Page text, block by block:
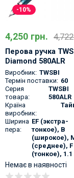
-10%
4,250 грн.
Перова ручка
Diamond 580ALR
Prussian Blue
Виробник: TWSBI
Термін поставки: 60
Серия
товара:
TWSBI
580ALR
Країна
виробник:
Ширина
пера:
EF (экстра-
тонкое), B
(широкое),
(среднее), F
(тонкое),
Немає в наявності